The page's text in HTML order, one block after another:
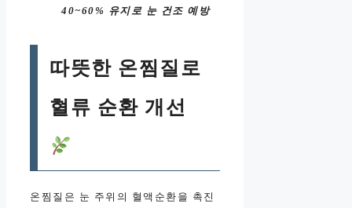
40~60% 유지로 눈 건조 예방
따뜻한 온찜질로
혈류 순환 개선
온찜질은 눈 주위의 혈액순환을 촉진